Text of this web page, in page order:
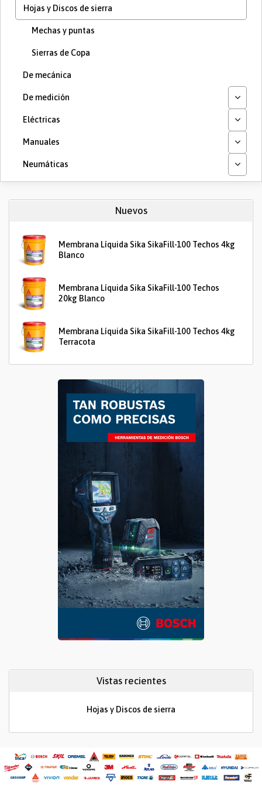
Hojas y Discos de sierra
Mechas y puntas
Sierras de Copa
De mecánica
De medición
Eléctricas
Manuales
Neumáticas
Nuevos
Membrana Líquida Sika SikaFill-100 Techos 4kg
Blanco
Membrana Líquida Sika SikaFill-100 Techos
20kg Blanco
Membrana Líquida Sika SikaFill-100 Techos 4kg
Terracota
Vistas recientes
Hojas y Discos de sierra